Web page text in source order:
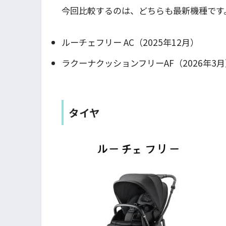
今回比較するのは、どちらも最新機種です
ルーチェフリー AC（2025年12月）
ラクーナクッションフリーAF（2026年3
タイヤ